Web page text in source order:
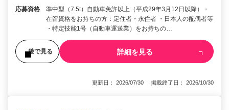
応募資格
準中型（7.5t）自動車免許以上（平成29年3月12日以降）・
在留資格をお持ちの方：定住者・永住者 ・日本人の配偶者等
・特定技能1号（自動車運送業）をお持ちの…
後で見る 詳細を見る
更新日： 2026/07/30 掲載終了日： 2026/10/30